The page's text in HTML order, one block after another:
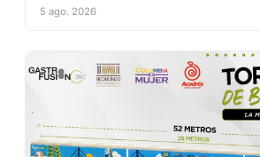
5 ago. 2026